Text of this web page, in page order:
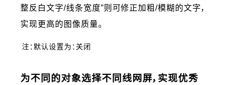
整反白文字/线条宽度”则可修正加粗/模糊的文字，
实现更高的图像质量。
注：默认设置为：关闭
为不同的对象选择不同线网屏，实现优秀